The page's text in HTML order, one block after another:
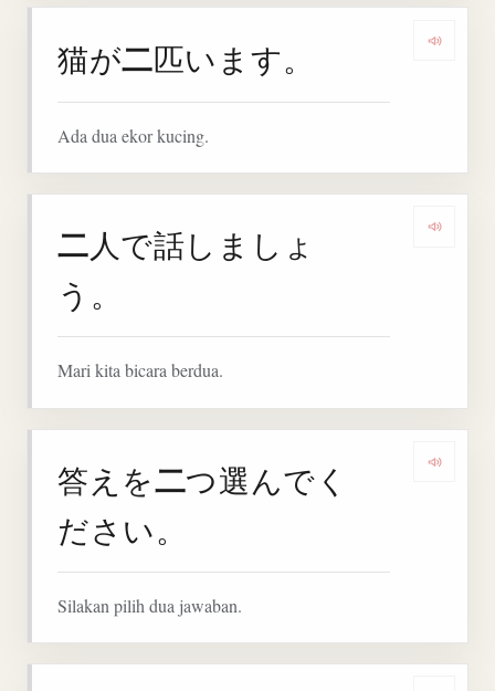
猫が二匹います。
Ada dua ekor kucing.
二人で話しましょ
う。
Mari kita bicara berdua.
答えを二つ選んでく
ださい。
Silakan pilih dua jawaban.